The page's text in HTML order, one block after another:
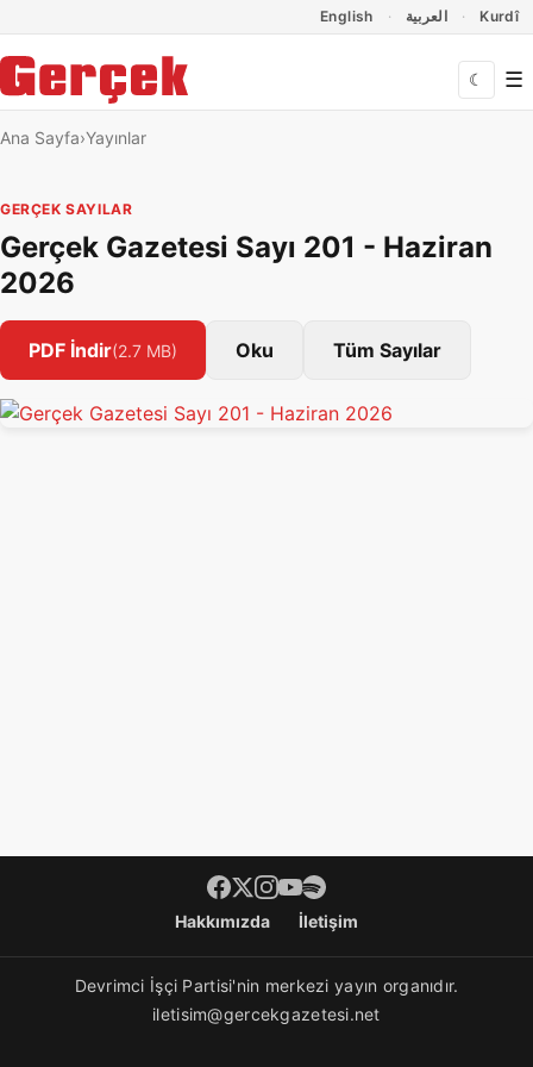
English العربية Kurdî
☾ ☰
Ana Sayfa Yayınlar
GERÇEK SAYILAR
Gerçek Gazetesi Sayı 201 - Haziran
2026
PDF İndir(2.7 MB) Oku Tüm Sayılar
Footer menüHakkımızda İletişim
Devrimci İşçi Partisi'nin merkezi yayın organıdır.
iletisim@gercekgazetesi.net